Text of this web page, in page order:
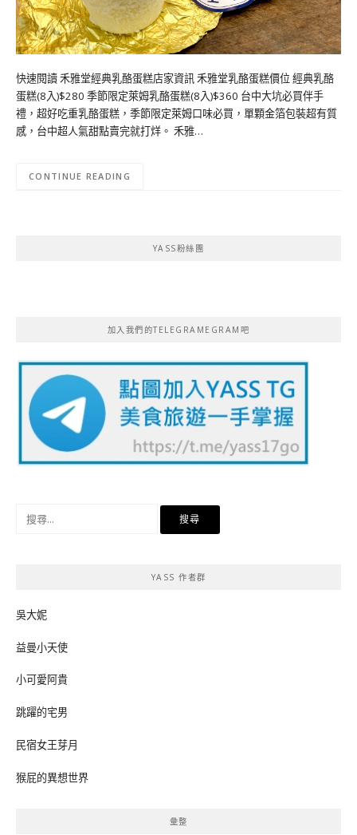
快速閱讀 禾雅堂經典乳酪蛋糕店家資訊 禾雅堂乳酪蛋糕價位 經典乳酪
蛋糕(8入)$280 季節限定萊姆乳酪蛋糕(8入)$360 台中大坑必買伴手
禮，超好吃重乳酪蛋糕，季節限定萊姆口味必買，單顆金箔包裝超有質
感，台中超人氣甜點賣完就打烊。 禾雅…
CONTINUE READING
YASS粉絲團
加入我們的TELEGRAMEGRAM吧
YASS 作者群
吳大妮
益曼小天使
小可愛阿貴
跳躍的宅男
民宿女王芽月
猴屁的異想世界
彙整